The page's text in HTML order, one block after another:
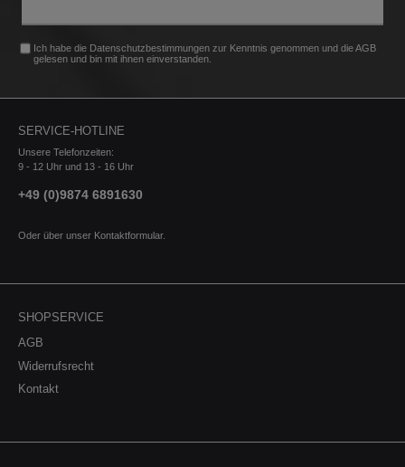
Ich habe die Datenschutzbestimmungen zur Kenntnis genommen und dieAGB
gelesen und bin mit ihnen einverstanden.
SERVICE-HOTLINE
Unsere Telefonzeiten:
9 - 12 Uhr und 13 - 16 Uhr
+49 (0)9874 6891630
Oder über unser Kontaktformular.
SHOPSERVICE
AGB
Widerrufsrecht
Kontakt